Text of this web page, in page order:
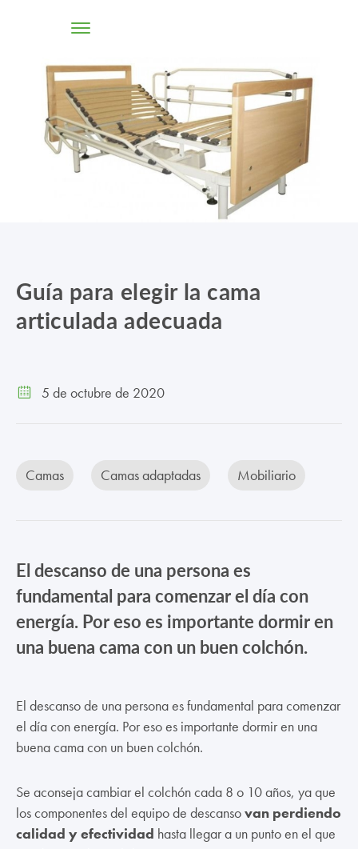
TIENDA ONLINE
CONÓCENOS
SOLUCIONES
PROMOCIONES Y ACTUALIDAD
BLOG
Guía para elegir la cama
articulada adecuada
5 de octubre de 2020
Camas Camas adaptadas Mobiliario
El descanso de una persona es
fundamental para comenzar el día con
energía. Por eso es importante dormir en
una buena cama con un buen colchón.
El descanso de una persona es fundamental para comenzar
el día con energía. Por eso es importante dormir en una
buena cama con un buen colchón.
Se aconseja cambiar el colchón cada 8 o 10 años, ya que
los componentes del equipo de descansovan perdiendo
calidad y efectividad hasta llegar a un punto en el que